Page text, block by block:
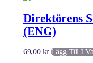
Direktörens
(ENG)
69,00 kr Lägg Till I